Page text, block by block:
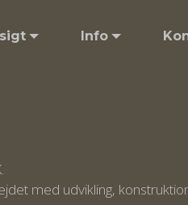
Info
med udvikling,